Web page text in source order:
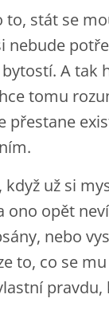
to, stát se
nebude
A tak
tomu
přestane
když už si
ono opět
nebo
to, co se